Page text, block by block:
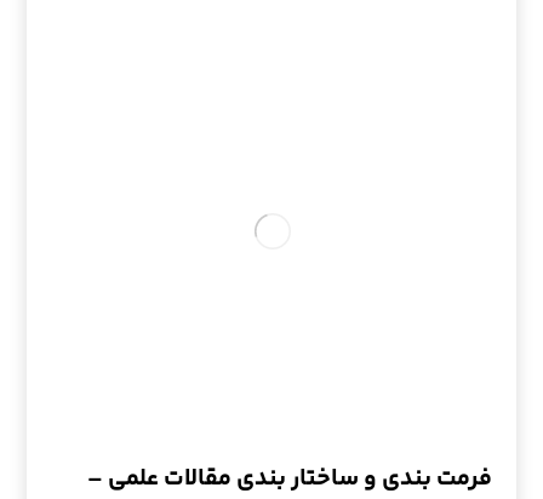
فرمت بندی و ساختار بندی مقالات علمی –